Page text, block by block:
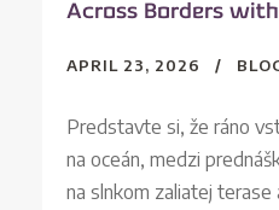
Across Borders
APRIL 23, 2026
Predstavte si, že ráno
na oceán, medzi
na slnkom zaliatej